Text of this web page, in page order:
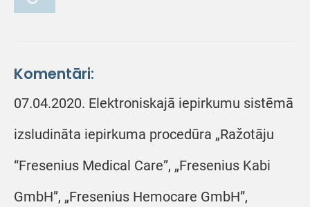
Komentāri:
07.04.2020. Elektroniskajā iepirkumu sistēmā
izsludināta iepirkuma procedūra „Ražotāju
“Fresenius Medical Care”, „Fresenius Kabi
GmbH”, „Fresenius Hemocare GmbH”,